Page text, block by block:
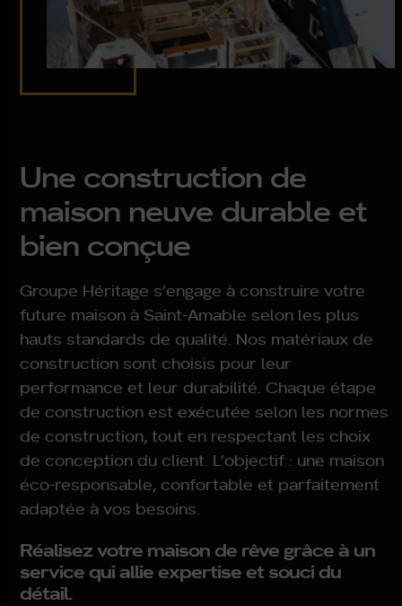
Une construction de
maison neuve durable et
bien conçue
Groupe Héritage s’engage à construire votre
future maison à Saint-Amable selon les plus
hauts standards de qualité. Nos matériaux de
construction sont choisis pour leur
performance et leur durabilité. Chaque étape
de construction est exécutée selon les normes
de construction, tout en respectant les choix
de conception du client. L’objectif : une maison
éco-responsable, confortable et parfaitement
adaptée à vos besoins.
Réalisez votre maison de rêve grâce à un
service qui allie expertise et souci du
détail.